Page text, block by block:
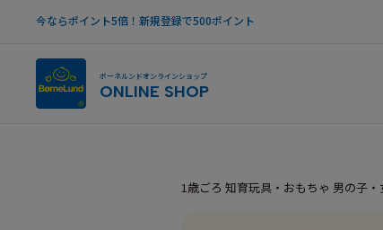
今ならポイント5倍！新規登録で500ポイント
ボーネルンドオンラインショップ
ONLINE SHOP
1歳ごろ 知育玩具・おもちゃ 男の子・